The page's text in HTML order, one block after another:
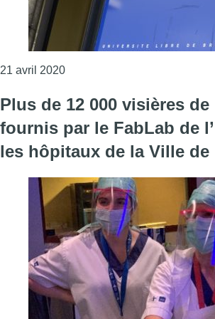
21 avril 2020Consulter l'article "Des
Plus de 12 000 visières
fournis par le FabLab de
les hôpitaux de la Ville de